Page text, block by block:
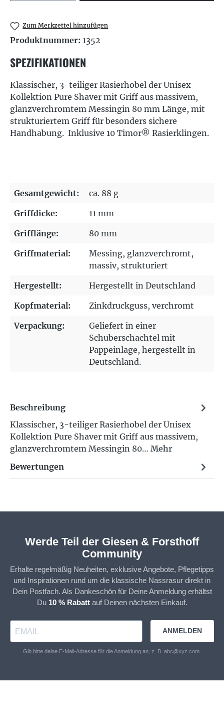
Zum Merkzettel hinzufügen
Produktnummer: 1352
SPEZIFIKATIONEN
Klassischer, 3-teiliger Rasierhobel der Unisex
Kollektion Pure Shaver mit Griff aus massivem,
glanzverchromtem Messingin 80 mm Länge, mit
strukturiertem Griff für besonders sichere
Handhabung. Inklusive 10 Timor® Rasierklingen.
Gesamtgewicht:
ca. 88 g
Griffdicke:
11 mm
Grifflänge:
80 mm
Griffmaterial:
Messing, glanzverchromt,
massiv, strukturiert
Hergestellt:
Hergestellt in Deutschland
Kopfmaterial:
Zinkdruckguss, verchromt
Verpackung:
Geliefert in einer
Schuberschachtel mit
Pappeinlage, hergestellt in
Deutschland.
Beschreibung
Klassischer, 3-teiliger Rasierhobel der Unisex
Kollektion Pure Shaver mit Griff aus massivem,
glanzverchromtem Messingin 80… Mehr
Bewertungen
Werde Teil der Giesen & Forsthoff
Community
Erhalte regelmäßig Neuheiten, exklusive Angebote, Pflegetipps
und Inspirationen rund um die klassische Nassrasur direkt in
Dein Postfach. Als Dankeschön für Deine Anmeldung erhältst
Du 10 % Rabattauf Deinen nächsten Einkauf.
ANMELDEN
Gib bitte deine E-Mail-Adresse für die Anmeldung an, z. B. abc@xyz.com.